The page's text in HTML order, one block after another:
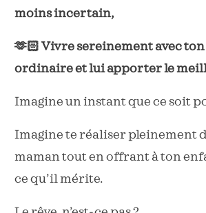
moins incertain,
🫶🏻 Vivre sereinement avec
ordinaire et lui apporter le
Imagine un instant que ce soit
Imagine te réaliser pleinement
maman tout en offrant à ton
ce qu’il mérite.